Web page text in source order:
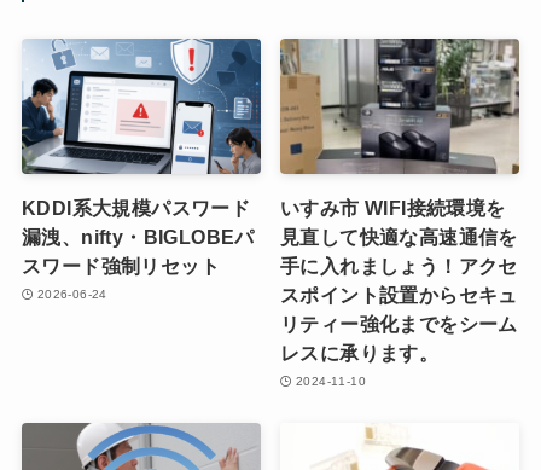
KDDI系大規模パスワード
漏洩、nifty・BIGLOBEパ
スワード強制リセット
2026-06-24
いすみ市 WIFI接続環境を
見直して快適な高速通信を
手に入れましょう！アクセ
スポイント設置からセキュ
リティー強化までをシーム
レスに承ります。
2024-11-10